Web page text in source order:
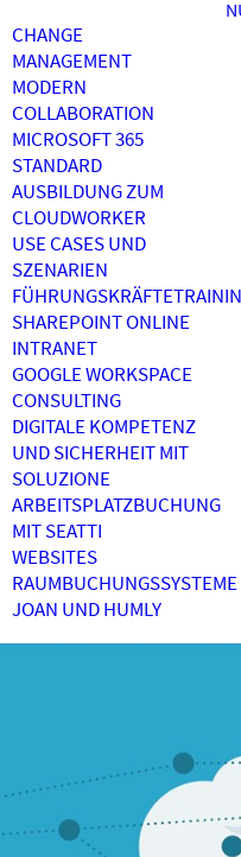
CHANGE
MANAGEMENT
MODERN
COLLABORATION
MICROSOFT 365
STANDARD
AUSBILDUNG ZUM
CLOUDWORKER
USE CASES UND
SZENARIEN
SHAREPOINT ONLINE
INTRANET
GOOGLE WORKSPACE
CONSULTING
DIGITALE KOMPETENZ
UND SICHERHEIT MIT
SOLUZIONE
ARBEITSPLATZBUCHUNG
MIT SEATTI
WEBSITES
RAUMBUCHUNGSSYSTEME
JOAN UND HUMLY